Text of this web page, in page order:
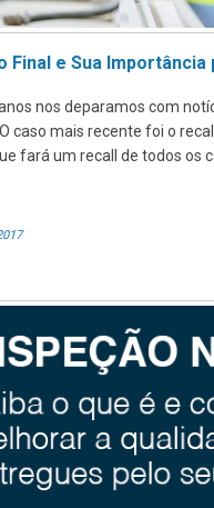
Final e Sua
nos deparamos com
caso mais recente foi o
fará um recall de todos os